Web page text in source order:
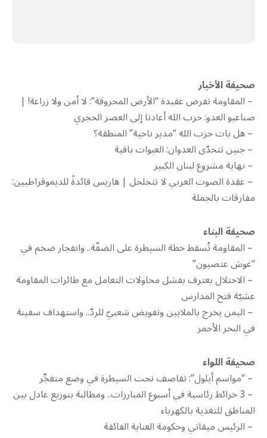
صحيفة الأخبار
– ‫المقاومة تفرض عقيدة “الأرض المحروقة”: لا أمن ولا زراعة! |
صناعيو العدو: حزب الله أعادنا إلى العصر الحجري
– هل بات حزب الله “مدير ناحية” المنطقة؟
– جنين تتحدّى العدوان: العبوات باقية
– ‫نهاية مشروع لبنان الكبير
– ‫عقدة الصوت العربي لا تتحلحل | هاريس قائدةً للديموقراطيين:
مفارقات بالجملة
صحيفة البناء
– المقاومة تُسقط خطة السيطرة على الضفّة.. وانفجار ضخم في
“غوش عتصيون”
– الاحتلال يعترف بفشل محاولات التعامل مع طائرات المقاومة
عشيّة فتح المدارس
– اليمن يخرج بالملايين وتفويض شعبيّ للردّ.. واستهداف سفينة
في البحر الأحمر
صحيفة اللواء
– “مواسم أيلول”: تقاصف تحت السيطرة في وضع متفجِّر
– 3 خرائط رئاسية في أسبوع المبارزات.. ومطالبة بتوزيع عادل بين
المناطق للتغذية بالكهرباء
– الرئيس ميقاتي وحكومة العناية الفائقة